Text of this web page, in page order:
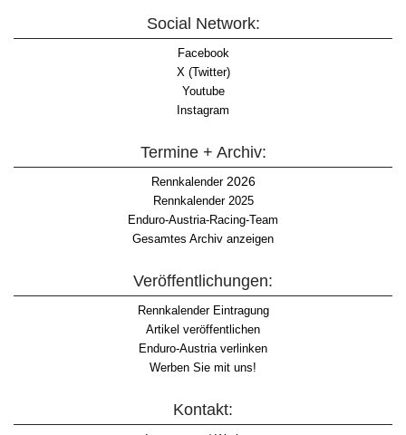
Social Network:
Facebook
X (Twitter)
Youtube
Instagram
Termine + Archiv:
Rennkalender2026
Rennkalender 2025
Enduro-Austria-Racing-Team
Gesamtes Archiv anzeigen
Veröffentlichungen:
Rennkalender Eintragung
Artikel veröffentlichen
Enduro-Austria verlinken
Werben Sie mit uns!
Kontakt: